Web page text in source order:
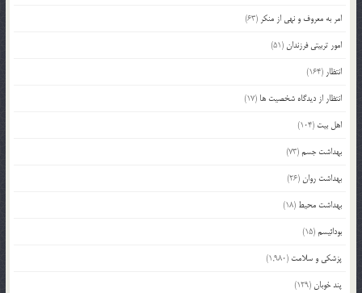
امر به معروف و نهی از منکر (63)
امور تربیتی فرزندان(51)
انتظار (164)
انتظار از دیدگاه شخصیت ها (17)
اهل بیت (104)
بهداشت جسم(73)
بهداشت روان(26)
بهداشت محیط (18)
بودائیسم(15)
پزشکی و سلامت (1,980)
پند خوبان(129)